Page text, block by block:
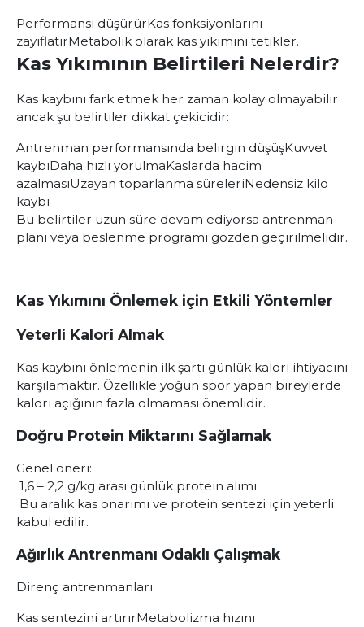
Performansı düşürürKas fonksiyonlarını
zayıflatırMetabolik olarak kas yıkımını tetikler.
Kas Yıkımının Belirtileri Nelerdir?
Kas kaybını fark etmek her zaman kolay olmayabilir
ancak şu belirtiler dikkat çekicidir:
Antrenman performansında belirgin düşüşKuvvet
kaybıDaha hızlı yorulmaKaslarda hacim
azalmasıUzayan toparlanma süreleriNedensiz kilo
kaybı
Bu belirtiler uzun süre devam ediyorsa antrenman
planı veya beslenme programı gözden geçirilmelidir.
Kas Yıkımını Önlemek için Etkili Yöntemler
Yeterli Kalori Almak
Kas kaybını önlemenin ilk şartı günlük kalori ihtiyacını
karşılamaktır. Özellikle yoğun spor yapan bireylerde
kalori açığının fazla olmaması önemlidir.
Doğru Protein Miktarını Sağlamak
Genel öneri:
1,6 – 2,2 g/kg arası günlük protein alımı.
Bu aralık kas onarımı ve protein sentezi için yeterli
kabul edilir.
Ağırlık Antrenmanı Odaklı Çalışmak
Direnç antrenmanları:
Kas sentezini artırırMetabolizma hızını